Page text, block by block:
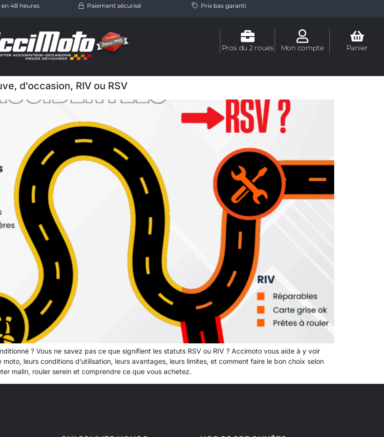
48 heures Paiement sécurisé Prix bas garanti
Pros du 2 roues Mon compte Panier
d’occasion, RIV ou RSV
? Vous ne savez pas ce que signifient les statuts RSV ou RIV ? Accimoto vous aide à y voir
leurs conditions d’utilisation, leurs avantages, leurs limites, et comment faire le bon choix selon
malin, rouler serein et comprendre ce que vous achetez.